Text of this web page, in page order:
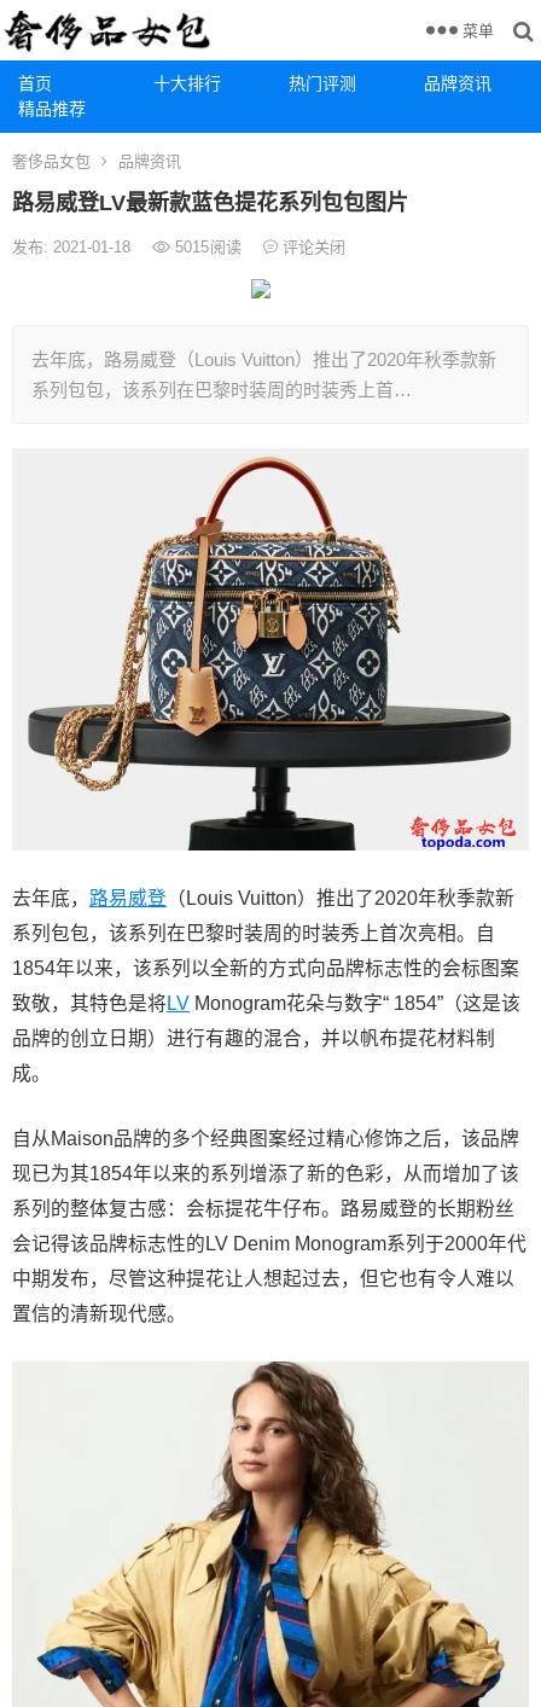
首页 十大排行 热门评测
品牌资讯
精品推荐
菜单
奢侈品女包 品牌资讯
路易威登LV最新款蓝色提花系列包包图片
发布: 2021-01-18 5015阅读 评论关闭
去年底，路易威登（Louis Vuitton）推出了2020年秋季款新
系列包包，该系列在巴黎时装周的时装秀上首…
去年底， 路易威登 （Louis Vuitton）推出了2020年秋季款新
系列包包，该系列在巴黎时装周的时装秀上首次亮相。自
1854年以来，该系列以全新的方式向品牌标志性的会标图案
致敬，其特色是将 LV Monogram花朵与数字“ 1854”（这是该
品牌的创立日期）进行有趣的混合，并以帆布提花材料制
成。
自从Maison品牌的多个经典图案经过精心修饰之后，该品牌
现已为其1854年以来的系列增添了新的色彩，从而增加了该
系列的整体复古感：会标提花牛仔布。路易威登的长期粉丝
会记得该品牌标志性的LV Denim Monogram系列于2000年代
中期发布，尽管这种提花让人想起过去，但它也有令人难以
置信的清新现代感。